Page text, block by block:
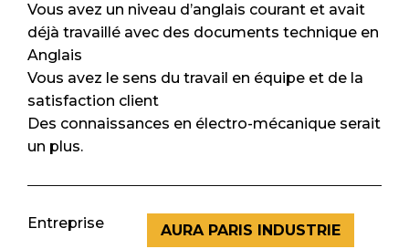
Vous avez un niveau d’anglais courant et avait
déjà travaillé avec des documents technique en
Anglais
Vous avez le sens du travail en équipe et de la
satisfaction client
Des connaissances en électro-mécanique serait
un plus.
Entreprise AURA PARIS INDUSTRIE